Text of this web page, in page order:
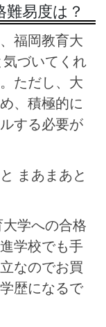
易度は？
福岡教育大
づいてくれ
ただし、大
、積極的に
する必要が
まあまあと
学への合格
学校でも手
なのでお買
歴になるで